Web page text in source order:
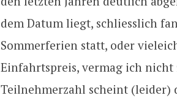
dem Datum liegt, schliesslich
Sommerferien statt, oder
Einfahrtspreis, vermag ich nicht
Teilnehmerzahl scheint (leider)